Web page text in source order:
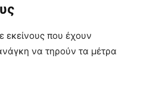
εκείνους που έχουν
να τηρούν τα μέτρα